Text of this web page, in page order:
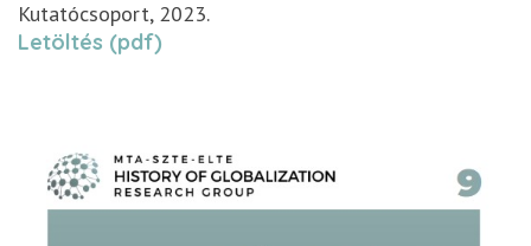
Kutatócsoport, 2023.
Letöltés (pdf)